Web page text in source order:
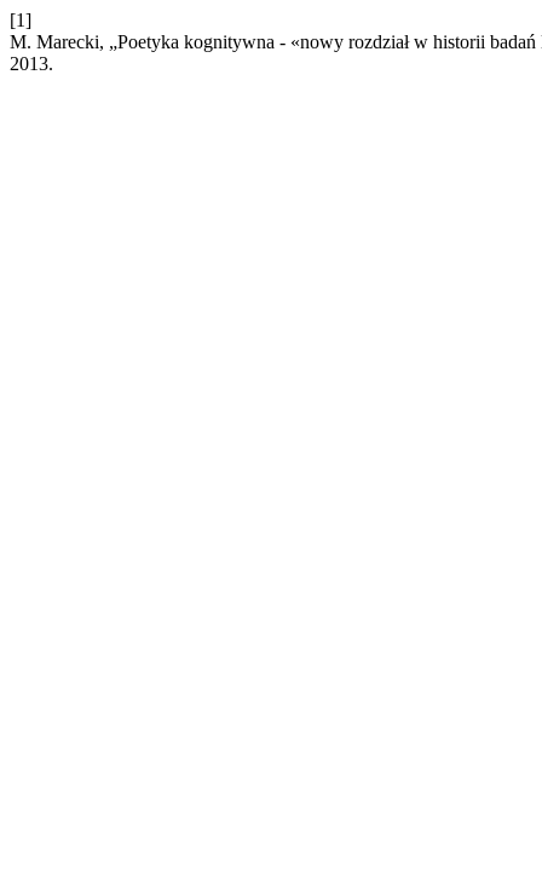
[1]
M. Marecki, „Poetyka kognitywna - «nowy rozdział w historii
2013.